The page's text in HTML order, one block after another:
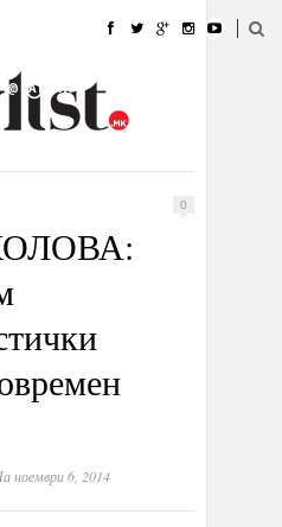
УБАВИНА
@РАБОТА
0
ноември 6, 2014